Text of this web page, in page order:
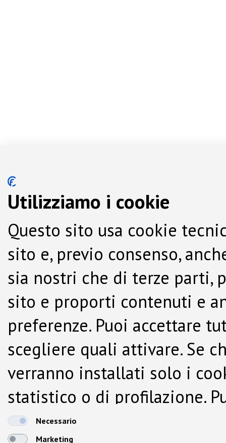
Utilizziamo i cookie
Questo sito usa cookie
sito e, previo consenso,
sia nostri che di terze parti,
sito e proporti contenuti e
preferenze. Puoi accettare
scegliere quali attivare. Se
verranno installati solo i
statistico o di profilazione.
dalla Cookie Policy.
Necessario
Marketing